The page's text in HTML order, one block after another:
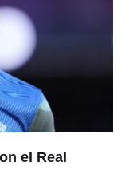
el Real